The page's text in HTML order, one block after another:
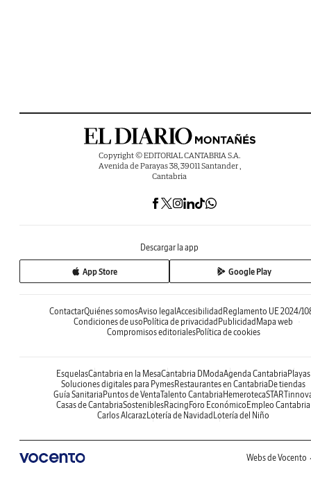
Copyright © EDITORIAL CANTABRIA S.A.
Avenida de Parayas 38, 39011 Santander ,
Cantabria
Descargar la app
App Store Google Play
ContactarQuiénes somosAviso legal Accesibilidad Reglamento UE 2024/
Condiciones de uso Política de privacidad Publicidad Mapa web
Compromisos editorialesPolítica de cookies
EsquelasCantabria en la MesaCantabria DModaAgenda Cantabria Playas
Soluciones digitales para PymesRestaurantes en Cantabria De tiendas
Guía Sanitaria Puntos de VentaTalento Cantabria Hemeroteca
Casas de CantabriaSosteniblesRacing Foro Económico Empleo Cantabria
Carlos AlcarazLotería de Navidad Lotería del Niño
Webs de Vocento